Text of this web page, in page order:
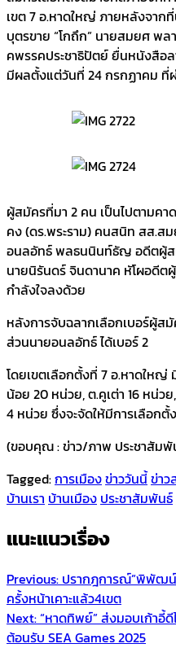
เขต 7 อ.หาดใหญ่ ภายหลังจา
บุตรขาย “โกถึก” นายสมยศ พล
คพรรคประชาธิปัตย์ ยื่นหนังสือ
มีผลตั้งแต่วันที่ 24 กรกฏาคม ที่
ผู้สมัครที่มา 2 คน เป็นไปตามค
คง (ดร.พระราม) คนสนิท สส.ส
อนลอัทธ์ พลธนนินท์ธัญ อดีตผู้ส
นายนิรันดร์ จินดานาค หัโผอดีต
กำลังใจลงด้วย
หลังการจับฉลากเลือกเบอร์ผู้ส
ส่วนนายอนลอัทธ์ ได้เบอร์ 2
โดยเขตเลือกตั้งที่ 7 อ.หาดใหญ่
น้อย 20 หน่วย, ต.คูเต่า 16 หน่ว
4 หน่วย ซึ่งจะจัดให้มีการเลือก
(ขอบคุณ : ข่าว/ภาพ ประชาสัม
Tagged:การเมืองข่าววันนี้ข่าว
บ้านเรา บ้านเมือง ประชาสัมพันธ์
แนะแนวเรื่อง
Previous: ปรากฎการณ์”พิพัฒ
ครั้งหน้าเคาะแล้ว4เขต
Next:“หาดทิพย์” ส่งมอบเก้าอี้
ต้อนรับ SEA Games 2025